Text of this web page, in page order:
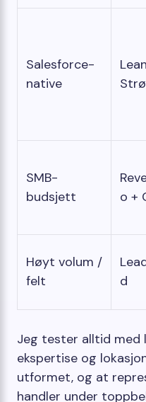
Salesforce-
native
SMB-
budsjett
o +
Høyt volum /
felt
d
Jeg tester alltid med
ekspertise og
utformet, og at
handler under